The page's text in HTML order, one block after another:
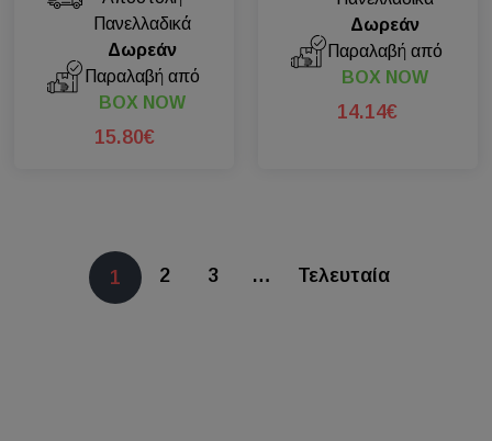
Πανελλαδικά
Δωρεάν
Παραλαβή από
BOX NOW
15.80€
Δωρεάν
Παραλαβή από
BOX NOW
14.14€
1 2 3 … Τελευταία